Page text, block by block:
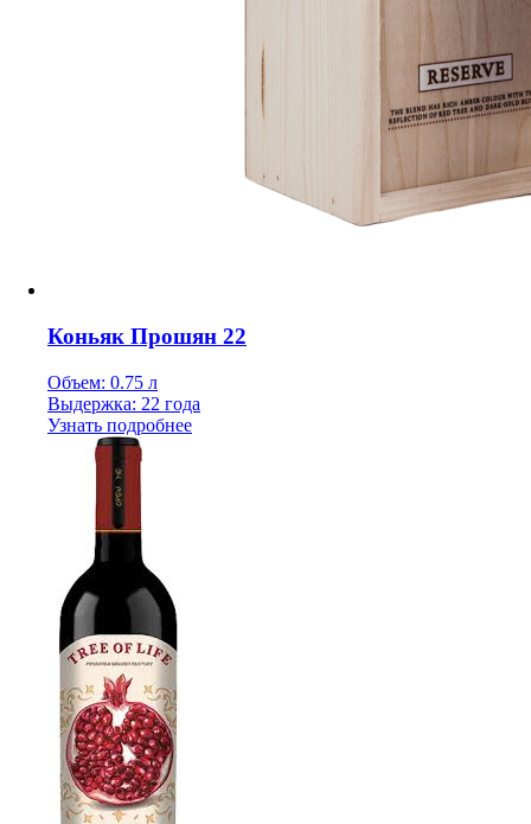
Коньяк Прошян 22
Объем: 0.75 л
Выдержка: 22 года
Узнать подробнее